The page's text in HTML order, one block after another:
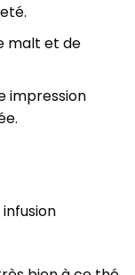
malt et de
impression